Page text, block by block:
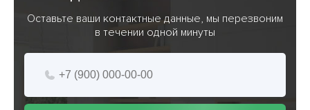
Оставьте ваши контактные данные, мы перезвоним
в течении одной минуты